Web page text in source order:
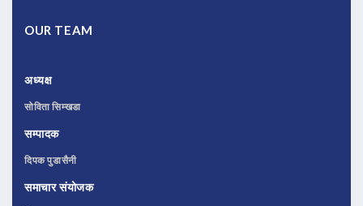
OUR TEAM
अध्यक्ष
सोविता सिम्खडा
सम्पादक
दिपक पुडासैनी
समाचार संयोजक